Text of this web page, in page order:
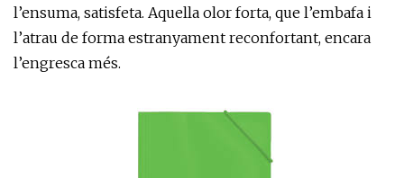
l’ensuma, satisfeta. Aquella olor forta, que l’embafa i
l’atrau de forma estranyament reconfortant, encara
l’engresca més.